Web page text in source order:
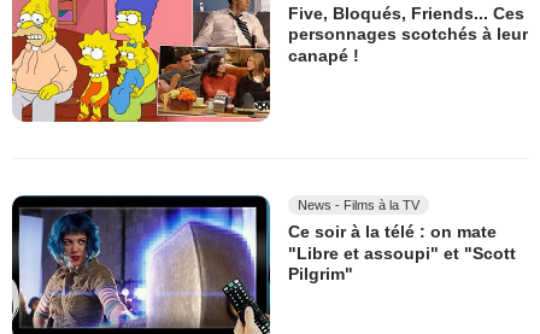
Five, Bloqués, Friends... Ces
personnages scotchés à leur
canapé !
News - Films à la TV
Ce soir à la télé : on mate
"Libre et assoupi" et "Scott
Pilgrim"